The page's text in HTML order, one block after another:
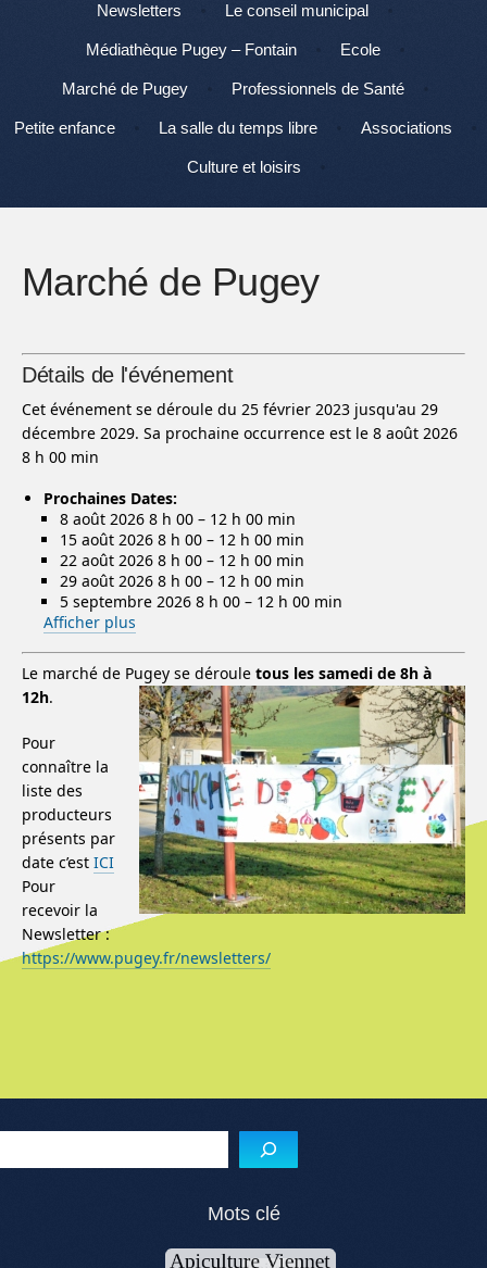
Newsletters Le conseil municipal
Médiathèque Pugey – Fontain Ecole
Marché de Pugey Professionnels de Santé
Petite enfance La salle du temps libre Associations
Culture et loisirs
Marché de Pugey
Détails de l'événement
Cet événement se déroule du 25 février 2023 jusqu'au 29
décembre 2029. Sa prochaine occurrence est le 8 août 2026
8 h 00 min
Prochaines Dates:
8 août 2026 8 h 00 – 12 h 00 min
15 août 2026 8 h 00 – 12 h 00 min
22 août 2026 8 h 00 – 12 h 00 min
29 août 2026 8 h 00 – 12 h 00 min
5 septembre 2026 8 h 00 – 12 h 00 min
Afficher plus
Le marché de Pugey se déroule tous les samedi de 8h à
12h.
Pour
connaître la
liste des
producteurs
présents par
date c’est ICI
Pour
recevoir la
Newsletter :
https://www.pugey.fr/newsletters/
Menu de l'article
Mots clé